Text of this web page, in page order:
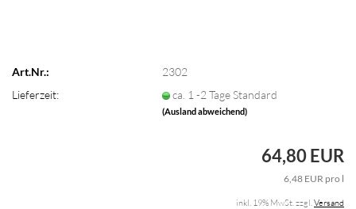
Art.Nr.:
2302
Lieferzeit:
ca. 1 -2 Tage Standard
(Ausland abweichend)
64,80 EUR
6,48 EUR pro l
inkl. 19% MwSt. zzgl.Versand